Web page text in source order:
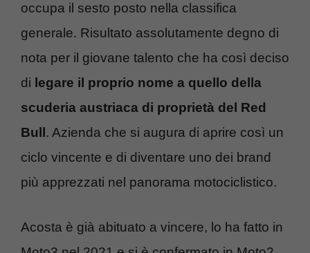
occupa il sesto posto nella classifica
generale. Risultato assolutamente degno di
nota per il giovane talento che ha così deciso
di legare il proprio nome a quello della
scuderia austriaca di proprietà del Red
Bull . Azienda che si augura di aprire così un
ciclo vincente e di diventare uno dei brand
più apprezzati nel panorama motociclistico.
Acosta è già abituato a vincere, lo ha fatto in